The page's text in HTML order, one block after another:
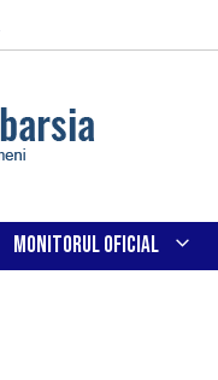
MONITORUL OFICIAL